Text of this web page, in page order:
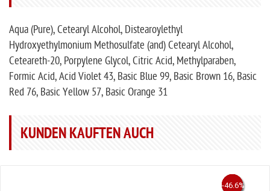
Aqua (Pure), Cetearyl Alcohol, Distearoylethyl
Hydroxyethylmonium Methosulfate (and) Cetearyl Alcohol,
Ceteareth-20, Porpylene Glycol, Citric Acid, Methylparaben,
Formic Acid, Acid Violet 43, Basic Blue 99, Basic Brown 16, Basic
Red 76, Basic Yellow 57, Basic Orange 31
KUNDEN KAUFTEN AUCH
-50%
-20%
-61.1%
-45%
-46.6%